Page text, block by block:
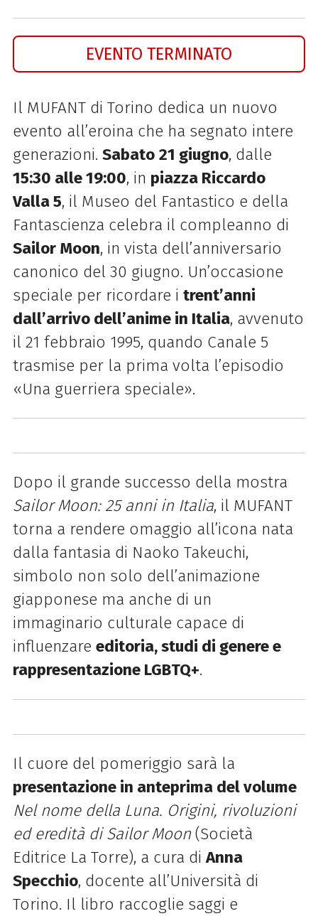
EVENTO TERMINATO
Il MUFANT di Torino dedica un nuovo
evento all’eroina che ha segnato intere
generazioni. Sabato 21 giugno, dalle
15:30 alle 19:00, in piazza Riccardo
Valla 5, il Museo del Fantastico e della
Fantascienza celebra il compleanno di
Sailor Moon, in vista dell’anniversario
canonico del 30 giugno. Un’occasione
speciale per ricordare i trent’anni
dall’arrivo dell’anime in Italia, avvenuto
il 21 febbraio 1995, quando Canale 5
trasmise per la prima volta l’episodio
«Una guerriera speciale».
Dopo il grande successo della mostra
Sailor Moon: 25 anni in Italia, il MUFANT
torna a rendere omaggio all’icona nata
dalla fantasia di Naoko Takeuchi,
simbolo non solo dell’animazione
giapponese ma anche di un
immaginario culturale capace di
influenzare editoria, studi di genere e
rappresentazione LGBTQ+.
Il cuore del pomeriggio sarà la
presentazione in anteprima del volume
Nel nome della Luna. Origini, rivoluzioni
ed eredità di Sailor Moon(Società
Editrice La Torre), a cura diAnna
Specchio, docente all’Università di
Torino. Il libro raccoglie saggi e